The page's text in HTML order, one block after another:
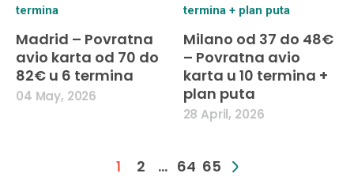
Madrid – Povratna
avio karta od 70 do
82€ u 6 termina
04 May, 2026
Milano od 37 do 48€
– Povratna avio
karta u 10 termina +
plan puta
28 April, 2026
1 2 … 64 65